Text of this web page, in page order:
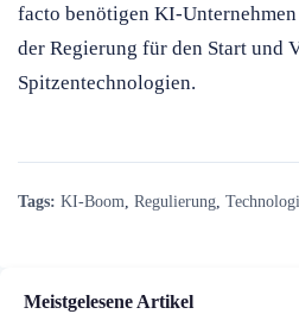
facto benötigen KI-
der Regierung für den Start und
Spitzentechnologien.
Tags: KI-Boom Regulierung
Meistgelesene Artikel